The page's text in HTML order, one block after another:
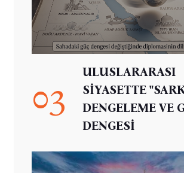
03
ULUSLARARASI
SİYASETTE
DENGELEME VE
DENGESİ